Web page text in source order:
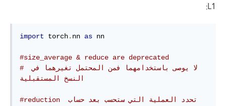
L1:
import torch. nn as nn
#size_average & reduce are deprecated
# لا يوصى باستخدامهما فمن المحتمل تغيرهما في
النسخ المستقبلية
#reduction تحدد العملية التي ستحسب بعد حساب